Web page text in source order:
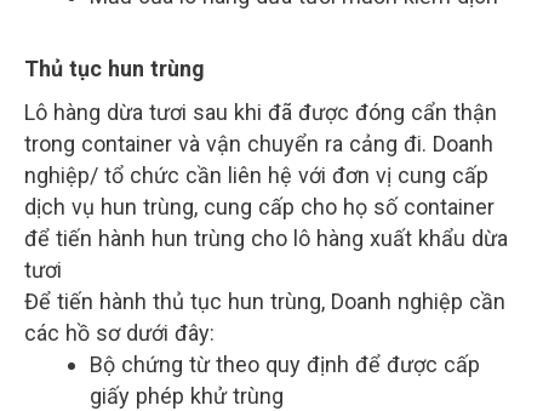
Thủ tục hun trùng
Lô hàng dừa tươi sau khi đã được đóng cẩn thận
trong container và vận chuyển ra cảng đi. Doanh
nghiệp/ tổ chức cần liên hệ với đơn vị cung cấp
dịch vụ hun trùng, cung cấp cho họ số container
để tiến hành hun trùng cho lô hàng xuất khẩu dừa
tươi
Để tiến hành thủ tục hun trùng, Doanh nghiệp cần
các hồ sơ dưới đây:
Bộ chứng từ theo quy định để được cấp
giấy phép khử trùng